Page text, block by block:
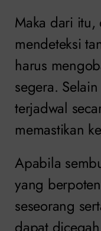
Maka dari itu,
mendeteksi
harus
segera.
terjadwal
memastikan
Apabila
yang
seseorang